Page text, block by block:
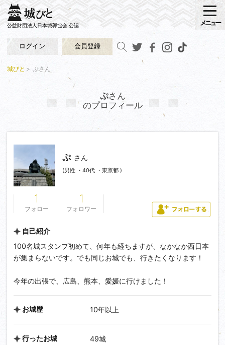
公益財団法人日本城郭協会 公認
ログイン 会員登録
メニュー
城びと ぷさん
ぷさん
のプロフィール
ぷ さん
(男性 ・40代 ・東京都 )
1
フォロー
1
フォロワー
自己紹介
100名城スタンプ初めて、何年も経ちますが、なかなか西日本
が集まらないです。でも同じお城でも、行きたくなります！
今年の出張で、広島、熊本、愛媛に行けました！
お城歴 10年以上
行ったお城 49城